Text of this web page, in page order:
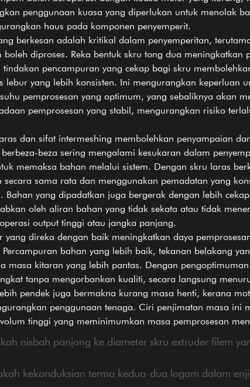
penggunaan kuasa yang diperlukan untuk menolak
haus pada komponen penyemperit.
berkesan adalah kritikal dalam penyemperitan,
boleh diproses. Reka bentuk skru tong dua
pencampuran yang cekap bagi skru
lebur yang lebih konsisten. Ini mengurangkan keperluan
pemprosesan yang optimum, yang sebaliknya akan
pemprosesan yang stabil, mengurangkan risiko
dan sifat intermeshing membolehkan penyampaian
beza sering mengalami kesukaran dalam
memaksa bahan melalui sistem. Dengan skru laras
secara sama rata dan menggunakan pemadatan yang
Bahan yang dipadatkan juga bergerak dengan lebih
oleh aliran bahan yang tidak sekata atau tidak
output tinggi atau jangka panjang.
yang direka dengan baik meningkatkan daya
Percampuran bahan yang lebih baik, tekanan belakang
masa kitaran yang lebih pantas. Dengan
tanpa mengorbankan kualiti, secara langsung
pendek juga bermakna kurang masa henti, kerana
penggunaan tenaga. Ciri penjimatan masa ini
tinggi yang meminimumkan masa pemprosesan
nisbah panjang ke diameter skru extruder filem
kekonduksian terma kedua-dua logam dalam